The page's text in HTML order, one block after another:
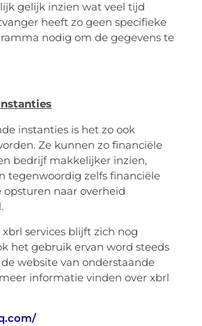
gelijk inzien wat veel tijd
heeft zo geen specifieke
nodig om de gegevens te
instanties is het zo ook
Ze kunnen zo financiële
bedrijf makkelijker inzien,
tegenwoordig zelfs financiële
opsturen naar overheid
services blijft zich nog
het gebruik ervan word steeds
website van onderstaande
informatie vinden over xbrl